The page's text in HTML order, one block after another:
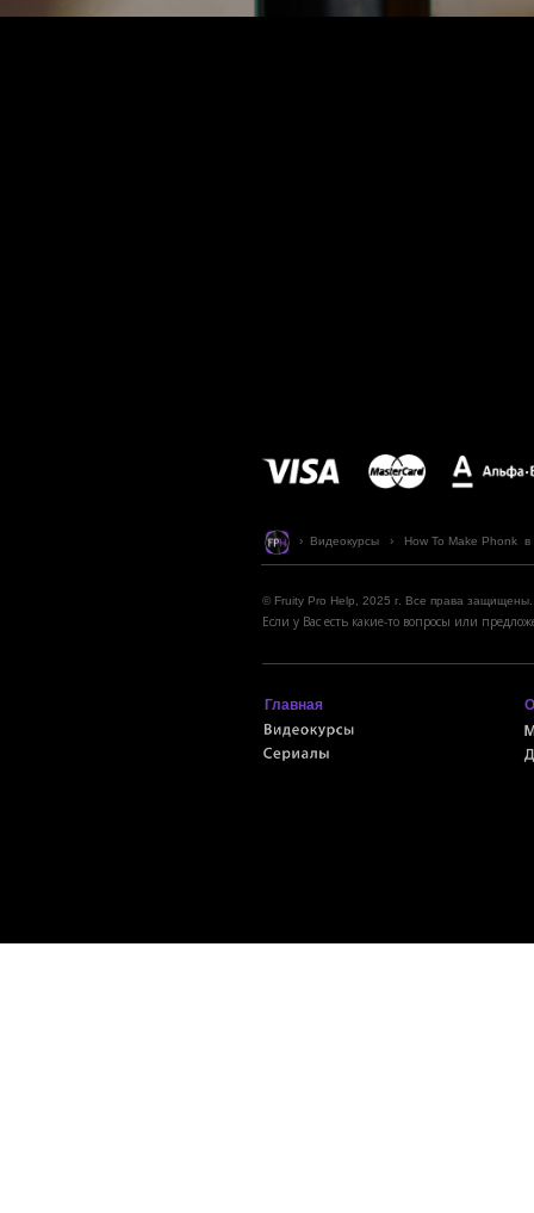
Главная
© Fruity Pro Help, 2025 г. Все права защищены.
Если у Вас есть какие-то вопросы или
› Видеокурсы › How To Make Phonk в